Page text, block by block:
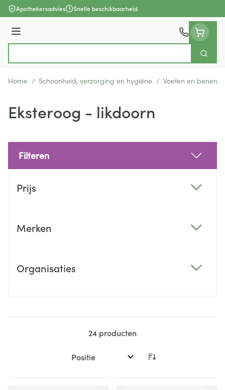
Ga naar de inhoud
Apothekersadvies Snelle beschikbaarheid
Menu
Zoek
Home / Schoonheid, verzorging en hygiëne / Voeten en benen
Eksteroog - likdoorn
Filteren
Prijs
Merken
Organisaties
24 producten
Sorteer op: